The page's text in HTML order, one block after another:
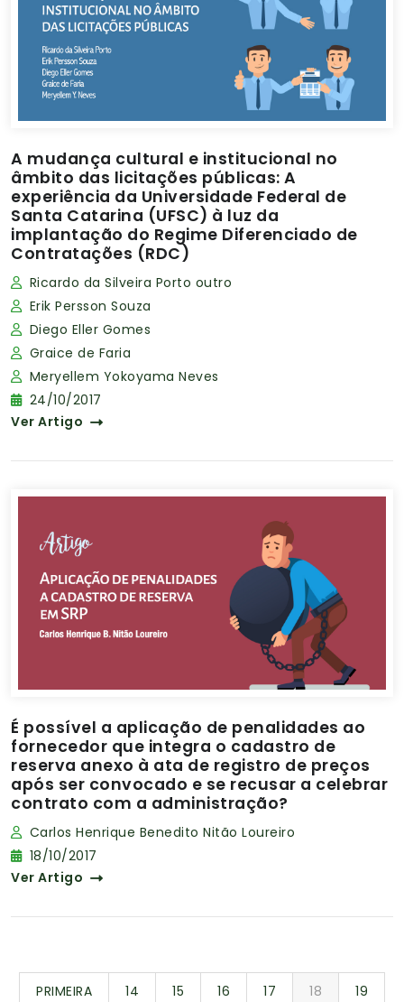
A mudança cultural e institucional no
âmbito das licitações públicas: A
experiência da Universidade Federal de
Santa Catarina (UFSC) à luz da
implantação do Regime Diferenciado de
Contratações (RDC)
Ricardo da Silveira Porto outro
Erik Persson Souza
Diego Eller Gomes
Graice de Faria
Meryellem Yokoyama Neves
24/10/2017
Ver Artigo
É possível a aplicação de penalidades ao
fornecedor que integra o cadastro de
reserva anexo à ata de registro de preços
após ser convocado e se recusar a celebrar
contrato com a administração?
Carlos Henrique Benedito Nitão Loureiro
18/10/2017
Ver Artigo
PRIMEIRA 14 15 16 17 18 19